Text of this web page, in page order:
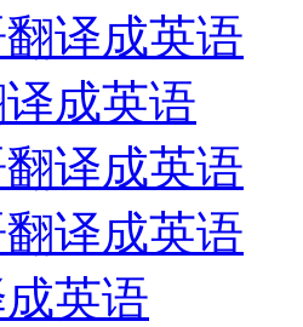
译成英语
成英语
译成英语
译成英语
英语